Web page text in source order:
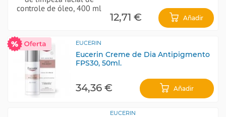
12,71 € Añadir
EUCERIN
Eucerin Creme de Dia Antipigmento
FPS30, 50ml.
34,36 € Añadir
EUCERIN